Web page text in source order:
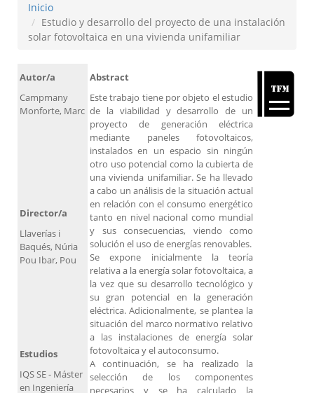
Inicio
Estudio y desarrollo del proyecto de una instalación
solar fotovoltaica en una vivienda unifamiliar
Autor/a
Campmany
Monforte, Marc
Abstract
Este trabajo tiene por objeto el estudio
de la viabilidad y desarrollo de un
proyecto de generación eléctrica
mediante paneles fotovoltaicos,
instalados en un espacio sin ningún
otro uso potencial como la cubierta de
una vivienda unifamiliar. Se ha llevado
a cabo un análisis de la situación actual
en relación con el consumo energético
tanto en nivel nacional como mundial
y sus consecuencias, viendo como
solución el uso de energías renovables.
Se expone inicialmente la teoría
relativa a la energía solar fotovoltaica, a
la vez que su desarrollo tecnológico y
su gran potencial en la generación
eléctrica. Adicionalmente, se plantea la
situación del marco normativo relativo
a las instalaciones de energía solar
fotovoltaica y el autoconsumo.
A continuación, se ha realizado la
selección de los componentes
necesarios y se ha calculado la
Director/a
Llaverías i
Baqués, Núria
Pou Ibar, Pou
Estudios
IQS SE - Máster
en Ingeniería